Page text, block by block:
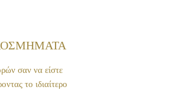
σαν να είστε
το ιδιαίτερο